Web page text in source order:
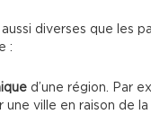
diverses que les
:
d’une région. Par
une ville en raison de